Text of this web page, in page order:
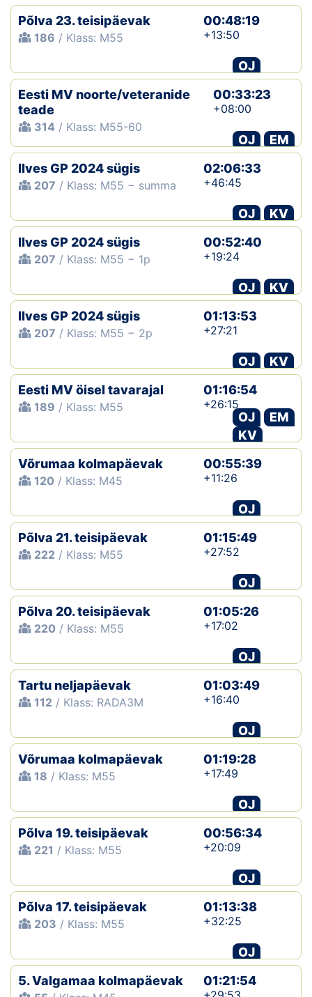
Põlva 23. teisipäevak
186 / Klass: M55
00:48:19
+13:50
OJ
Eesti MV noorte/veteranide
teade
314 / Klass: M55-60
00:33:23
+08:00
OJ
EM
Ilves GP 2024 sügis
207 / Klass: M55 − summa
02:06:33
+46:45
OJ
KV
Ilves GP 2024 sügis
207 / Klass: M55 − 1p
00:52:40
+19:24
OJ
KV
Ilves GP 2024 sügis
207 / Klass: M55 − 2p
01:13:53
+27:21
OJ
KV
Eesti MV öisel tavarajal
189 / Klass: M55
01:16:54
+26:15
OJ
EM
KV
Võrumaa kolmapäevak
120 / Klass: M45
00:55:39
+11:26
OJ
Põlva 21. teisipäevak
222 / Klass: M55
01:15:49
+27:52
OJ
Põlva 20. teisipäevak
220 / Klass: M55
01:05:26
+17:02
OJ
Tartu neljapäevak
112 / Klass: RADA3M
01:03:49
+16:40
OJ
Võrumaa kolmapäevak
18 / Klass: M55
01:19:28
+17:49
OJ
Põlva 19. teisipäevak
221 / Klass: M55
00:56:34
+20:09
OJ
Põlva 17. teisipäevak
203 / Klass: M55
01:13:38
+32:25
OJ
5. Valgamaa kolmapäevak
01:21:54